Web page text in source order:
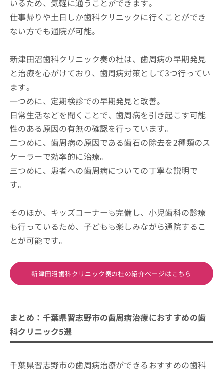
いるため、気軽に通うことができます。
仕事帰りや土日しか歯科クリニックに行くことができ
ない方でも通院が可能。
新津田沼歯科クリニック奏の杜は、歯周病の早期発見
と治療を心がけており、歯周病対策として3つ行ってい
ます。
一つめに、定期検診での早期発見と改善。
日常生活などを聞くことで、歯周病を引き起こす可能
性のある原因の有無の確認を行っています。
二つめに、歯周病の原因である歯石の除去を2種類のス
ケーラーで効率的に治療。
三つめに、患者への歯周病についての丁寧な説明で
す。
そのほか、キッズコーナーも完備し、小児歯科の診療
も行っているため、子どもも楽しみながら通院するこ
とが可能です。
新津田沼歯科クリニック奏の杜の紹介ページはこちら
まとめ：千葉県習志野市の歯周病治療におすすめの歯
科クリニック5選
千葉県習志野市の歯周病治療ができるおすすめの歯科